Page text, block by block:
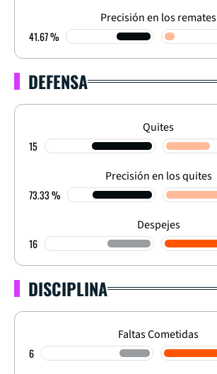
Precisión en los remates
41.67 %
DEFENSA
Quites
15
Precisión en los quites
73.33 %
Despejes
16
DISCIPLINA
Faltas Cometidas
6